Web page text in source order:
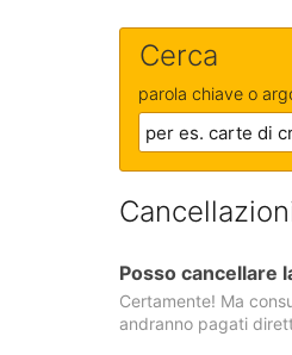
Cerca
parola chiave o
Posso cancellare
Certamente! Ma
andranno pagati